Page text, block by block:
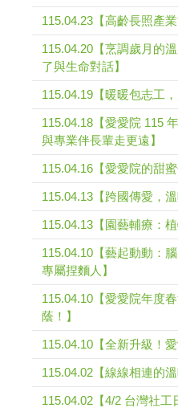
115.04.23【高齡長照產業
115.04.20【烹調歲月的
了與生命對話】
115.04.19【暖暖包志工
115.04.18【愛愛院 115
與專業伴長輩走更遠】
115.04.16【愛愛院的甜
115.04.13【跨國傳愛，
115.04.13【園藝輔療：植
115.04.10【藝起動動：
專屬捏麵人】
115.04.10【愛愛院年度
蔭！】
115.04.10【全新升級！
115.04.02【線線相連的
115.04.02【4/2 台灣社